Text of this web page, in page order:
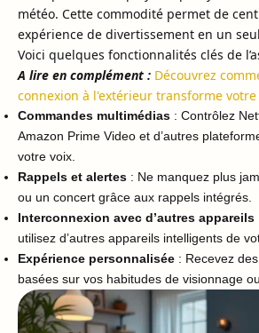
météo. Cette commodité permet de
expérience de divertissement en un
Voici quelques fonctionnalités clés de
A lire en complément : Découvrez
connexion à l'extérieur transforme
Commandes multimédias : Contrôlez
Amazon Prime Video et d’autres
votre voix.
Rappels et alertes : Ne manquez plus
ou un concert grâce aux rappels intégrés.
Interconnexion avec d’autres appareils
utilisez d’autres appareils intelligents de
Expérience personnalisée : Recevez
basées sur vos habitudes de visionnage ou